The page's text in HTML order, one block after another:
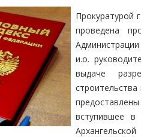
Прокуратурой
проведена
и.о.
выдаче
вступившее в